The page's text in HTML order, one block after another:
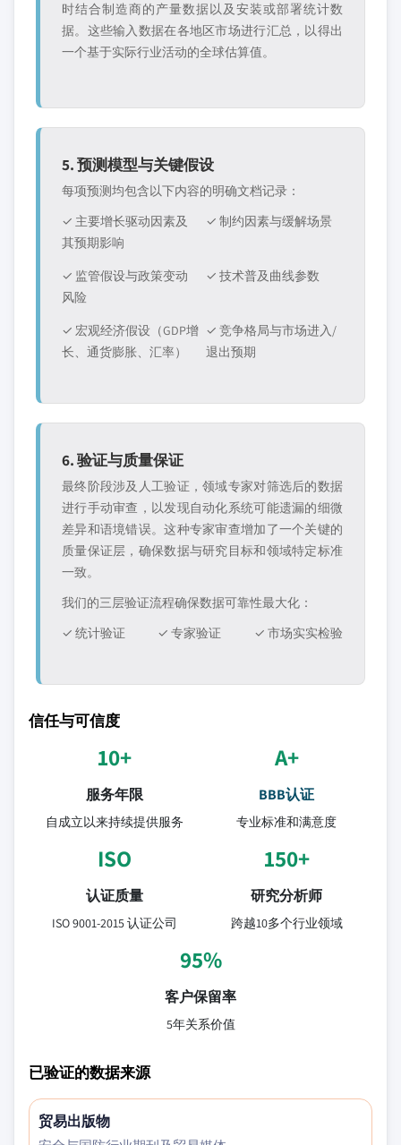
时结合制造商的产量数据以及安装或部署统计数
据。这些输入数据在各地区市场进行汇总，以得出
一个基于实际行业活动的全球估算值。
5. 预测模型与关键假设
每项预测均包含以下内容的明确文档记录：
✓ 主要增长驱动因素及
其预期影响
✓ 制约因素与缓解场景
✓ 监管假设与政策变动
风险
✓ 技术普及曲线参数
✓ 宏观经济假设（GDP增
长、通货膨胀、汇率）
✓ 竞争格局与市场进入/
退出预期
6. 验证与质量保证
最终阶段涉及人工验证，领域专家对筛选后的数据
进行手动审查，以发现自动化系统可能遗漏的细微
差异和语境错误。这种专家审查增加了一个关键的
质量保证层，确保数据与研究目标和领域特定标准
一致。
我们的三层验证流程确保数据可靠性最大化：
✓ 统计验证
✓ 专家验证 ✓ 市场实实检验
信任与可信度
10+
服务年限
自成立以来持续提供服务
A+
BBB认证
专业标准和满意度
ISO
认证质量
ISO 9001-2015 认证公司
150+
研究分析师
跨越10多个行业领域
95%
客户保留率
5年关系价值
已验证的数据来源
贸易出版物